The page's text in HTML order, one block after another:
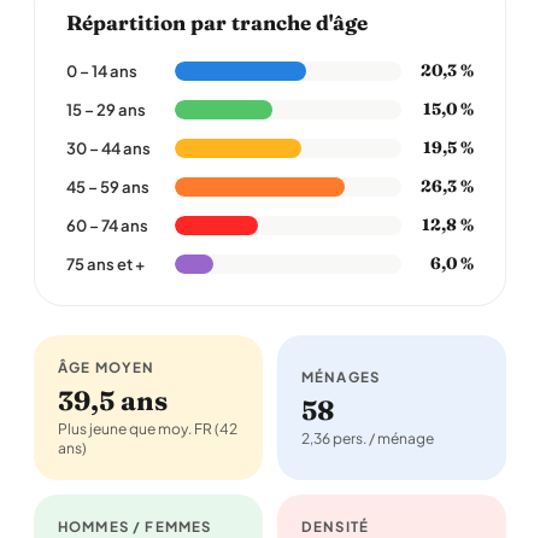
Répartition par tranche d'âge
0 – 14 ans 20,3 %
15 – 29 ans 15,0 %
30 – 44 ans 19,5 %
45 – 59 ans 26,3 %
60 – 74 ans 12,8 %
75 ans et + 6,0 %
ÂGE MOYEN
39,5 ans
Plus jeune que moy. FR (42
ans)
MÉNAGES
58
2,36 pers. / ménage
HOMMES / FEMMES DENSITÉ